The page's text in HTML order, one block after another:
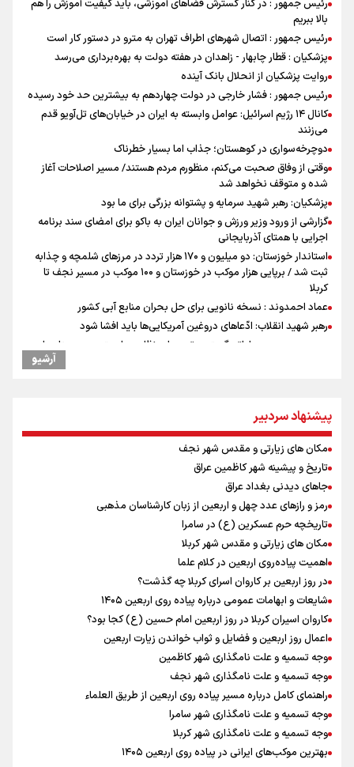
رئیس جمهور : در کنار گسترش فضاهای آموزشی، باید کیفیت آموزش را هم
بالا ببریم
رئیس جمهور : اتصال شهرهای اطراف تهران به مترو در دستور کار است
پزشکیان : قطار چابهار - زاهدان در هفته دولت به بهره‌برداری می‌رسد
روایت پزشکیان از انحلال بانک آینده
رئیس جمهور : فشار خارجی در دولت چهاردهم به بیشترین حد خود رسیده
کانال ۱۴ رژیم اسرائیل: عوامل وابسته به ایران در خیابان‌های تل‌آویو قدم
می‌زنند
دوچرخه‌سواری در کوهستان؛ جذاب اما بسیار خطرناک
وقتی از وفاق صحبت می‌کنم، منظورم مردم هستند/ مسیر اصلاحات آغاز
شده و متوقف نخواهد شد
پزشکیان: رهبر شهید سرمایه و پشتوانه بزرگی برای ما بود
گزارشی از ورود وزیر ورزش و جوانان ایران به باکو برای امضای سند برنامه
اجرایی با همتای آذربایجانی
استاندار خوزستان: دو میلیون و ۱۷۰ هزار تردد در مرزهای شلمچه و چذابه
ثبت شد / برپایی هزار موکب در خوزستان و ۱۰۰ موکب در مسیر نجف تا
کربلا
عماد احمدوند : نسخه نانویی برای حل بحران منابع آبی کشور
رهبر شهید انقلاب: ادّعاهای دروغین آمریکایی‌ها باید افشا شود
یحیی سریع: در عملیاتی گسترده تجمعات نظامی وابسته به عربستان را
امیررضا غلامی، ملی پوش تکواندو : تمرکزم روی مسابقات پاکستان است نه
بازی های آسیایی
کانادا دو مظنون تیراندازی در نزدیکی کنسولگری آمریکا را بازداشت کرد
نصیری: امیدوارم با خوشرنگ‌ترین مدال‌ها به ایران برگردیم/ حضور شهاب
حسینی در اردو به تیم انگیزه می‌دهد/ امیدوارم پرسپولیس فصل موفقی
داشته باشد
رادین زینالی، ملی پوش تکواندو : قدم به قدم تلاش می کنم تا به طلای
المپیک برسم
دانیال شه‌بخش: اردوی ازبکستان کیفیت فنی تیم ملی را بالا برد/ برای
مدال ناگویا باید قهرمانان جهان و المپیک را شکست دهیم
اردوی تیم ملی تکواندو
توافق دنیامالی و همتای آذربایجانی برای گسترش همکاری‌های ورزش و
جوانان ایران و جمهوری آذربایجان/ امضای سند همکاری سه‌ساله فصل
تازه‌ای در روابط ورزشی دو کشور
آرشیو
پیشنهاد سردبیر
مکان های زیارتی و مقدس شهر نجف
تاریخ و پیشینه شهر کاظمین عراق
جاهای دیدنی بغداد عراق
رمز و رازهای عدد چهل و اربعین از زبان کارشناسان مذهبی
تاریخچه حرم عسکرین (ع) در سامرا
مکان های زیارتی و مقدس شهر کربلا
اهمیت پیاده‌روی اربعین در کلام علما
در روز اربعین بر کاروان اسرای کربلا چه گذشت؟
شایعات و ابهامات عمومی درباره پیاده روی اربعین ۱۴۰۵
کاروان اسیران کربلا در روز اربعین امام حسین (ع) کجا بود؟
اعمال روز اربعین و فضایل و ثواب خواندن زیارت اربعین
وجه تسمیه و علت نامگذاری شهر کاظمین
وجه تسمیه و علت نامگذاری شهر نجف
راهنمای کامل درباره مسیر پیاده روی اربعین از طریق العلماء
وجه تسمیه و علت نامگذاری شهر سامرا
وجه تسمیه و علت نامگذاری شهر کربلا
بهترین موکب‌های ایرانی در پیاده روی اربعین ۱۴۰۵